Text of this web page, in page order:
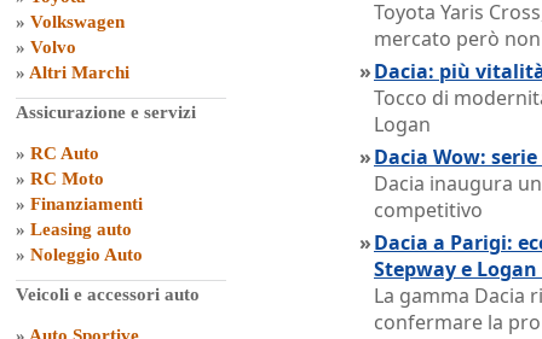
» Volkswagen
» Volvo
» Altri Marchi
Assicurazione e servizi
» RC Auto
» RC Moto
» Finanziamenti
» Leasing auto
» Noleggio Auto
Veicoli e accessori auto
Toyota Yaris
mercato però
»Dacia: più
Tocco di
Logan
»Dacia Wow:
Dacia inaugura
competitivo
»Dacia a Parigi:
Stepway e Logan
La gamma Dacia
confermare la